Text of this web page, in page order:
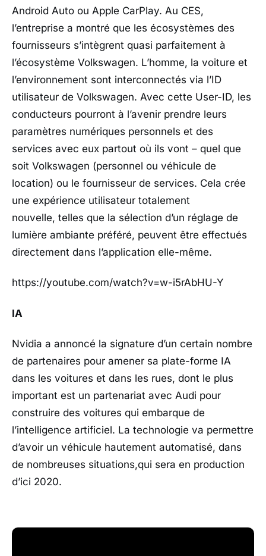
Android Auto ou Apple CarPlay. Au CES,
l’entreprise a montré que les écosystèmes des
fournisseurs s’intègrent quasi parfaitement à
l’écosystème Volkswagen. L’homme, la voiture et
l’environnement sont interconnectés via l’ID
utilisateur de Volkswagen. Avec cette User-ID, les
conducteurs pourront à l’avenir prendre leurs
paramètres numériques personnels et des
services avec eux partout où ils vont – quel que
soit Volkswagen (personnel ou véhicule de
location) ou le fournisseur de services. Cela crée
une expérience utilisateur totalement
nouvelle, telles que la sélection d’un réglage de
lumière ambiante préféré, peuvent être effectués
directement dans l’application elle-même.
https://youtube.com/watch?v=w-i5rAbHU-Y
IA
Nvidia a annoncé la signature d’un certain nombre
de partenaires pour amener sa plate-forme IA
dans les voitures et dans les rues, dont le plus
important est un partenariat avec Audi pour
construire des voitures qui embarque de
l’intelligence artificiel. La technologie va permettre
d’avoir un véhicule hautement automatisé, dans
de nombreuses situations,qui sera en production
d’ici 2020.